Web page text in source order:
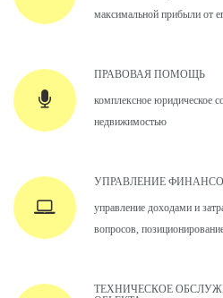
максимальной прибыли от
ПРАВОВАЯ ПОМОЩЬ
комплексное юридическое
недвижимостью
УПРАВЛЕНИЕ
управление доходами и
вопросов,
ТЕХНИЧЕСКОЕ